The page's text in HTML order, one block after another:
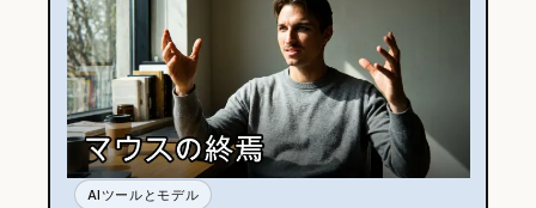
AIツールとモデル